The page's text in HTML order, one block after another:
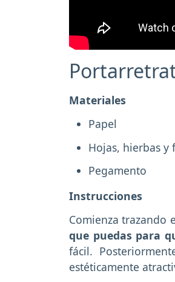
Materiales
Papel
Hojas, hierbas y
Pegamento
Instrucciones
Comienza trazando
que puedas para
fácil.
estéticamente